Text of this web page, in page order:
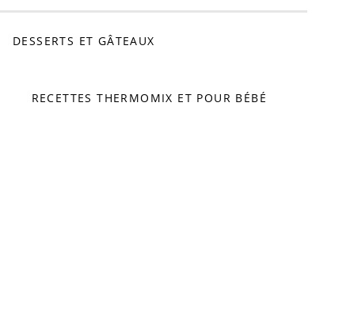
DESSERTS ET GÂTEAUX
RECETTES THERMOMIX ET POUR BÉBÉ